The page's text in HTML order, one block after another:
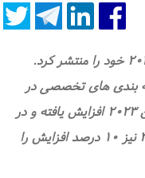
گزارش ماهانه کاغذ بسته بندی ژوئن ۲۰۲۴ خود را منتشر کرد.
بندی های تخصصی در
ژوئن سال جاری ۷ درصد نسبت به ژوئن ۲۰۲۳ افزایش یافته و در
مقایسه با شش ماهه مشابه سال ۲۰۲۳ نیز ۱۰ درصد افزایش را